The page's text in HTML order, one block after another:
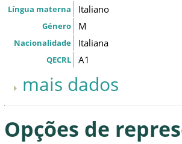
Língua materna Italiano
Género M
Nacionalidade Italiana
QECRL A1
mais dados
Opções de